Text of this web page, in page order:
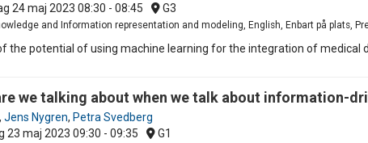
24 maj 2023 08:30 - 08:45 G3
and Information representation and modeling, English, Enbart på plats,
the potential of using machine learning for the integration of medical
we talking about when we talk about information-
, Jens Nygren, Petra Svedberg
23 maj 2023 09:30 - 09:35 G1